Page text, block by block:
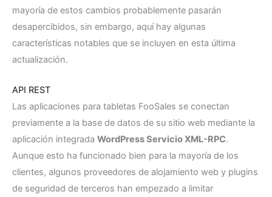
mayoría de estos cambios probablemente pasarán
desapercibidos, sin embargo, aquí hay algunas
características notables que se incluyen en esta última
actualización.
API REST
Las aplicaciones para tabletas FooSales se conectan
previamente a la base de datos de su sitio web mediante la
aplicación integrada WordPress Servicio XML-RPC.
Aunque esto ha funcionado bien para la mayoría de los
clientes, algunos proveedores de alojamiento web y plugins
de seguridad de terceros han empezado a limitar